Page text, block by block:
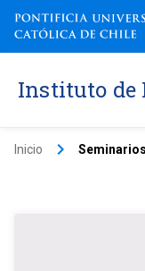
Instituto de
Inicio keyboard_arrow_right Seminarios